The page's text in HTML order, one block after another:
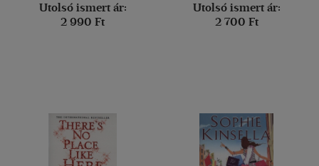
Utolsó ismert ár:
2 990 Ft
Utolsó ismert ár:
2 700 Ft